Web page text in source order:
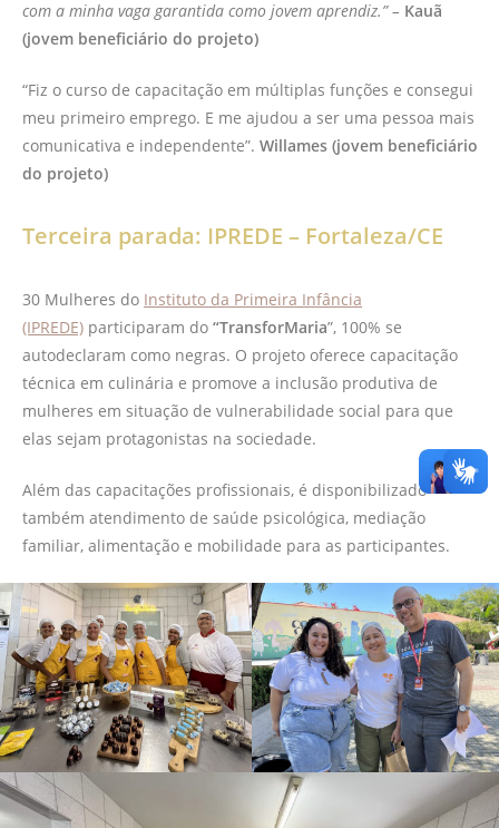
com a minha vaga garantida como jovem aprendiz.” – Kauã
(jovem beneficiário do projeto)
“Fiz o curso de capacitação em múltiplas funções e consegui
meu primeiro emprego. E me ajudou a ser uma pessoa mais
comunicativa e independente”. Willames (jovem beneficiário
do projeto)
Terceira parada: IPREDE – Fortaleza/CE
30 Mulheres do Instituto da Primeira Infância
(IPREDE) participaram do “TransforMaria”, 100% se
autodeclaram como negras. O projeto oferece capacitação
técnica em culinária e promove a inclusão produtiva de
mulheres em situação de vulnerabilidade social para que
elas sejam protagonistas na sociedade.
Além das capacitações profissionais, é disponibilizado
também atendimento de saúde psicológica, mediação
familiar, alimentação e mobilidade para as participantes.